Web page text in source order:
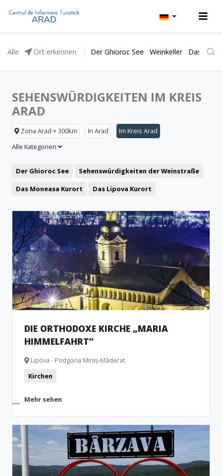
Alle Ort erkennen Der Ghioroc See Weinkeller Das
SEHENSWÜRDIGKEITEN IM KREIS
ARAD
Zona Arad + 300km In Arad
Im Kreis Arad
Alle Kategorien
Der Ghioroc See
Sehenswürdigkeiten der Weinstraße
Das Moneasa Kurort
Das Lipova Kurort
Festungen und Burgen
Kirchen
Museen und Gedenkshäuser
Monumente
Natürliche Formationen
Archäologische Artefakte
DIE ORTHODOXE KIRCHE „MARIA
HIMMELFAHRT”
Lipova - Podgoria Miniș-Măderat
Kirchen
Mehr sehen